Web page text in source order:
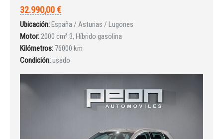
32.990,00 €
Ubicación:España / Asturias / Lugones
Motor:2000 cm³ 3, Híbrido gasolina
Kilómetros: 76000 km
Condición:usado